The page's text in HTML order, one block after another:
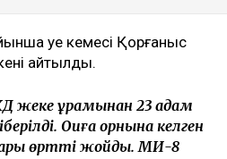
қайтарылған қаржыға су